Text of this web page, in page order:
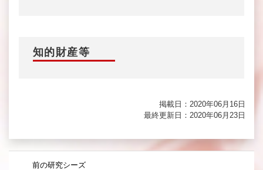
知的財産等
掲載日：2020年06月16日
最終更新日：2020年06月23日
前の研究シーズ